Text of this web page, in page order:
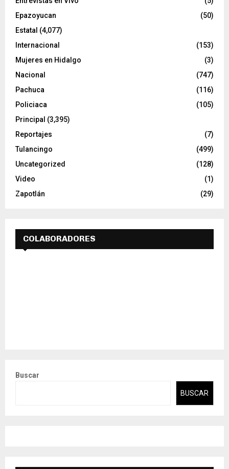
Epazoyucan
(50)
Estatal (4,077)
Internacional
(153)
Mujeres en Hidalgo
(3)
Nacional
(747)
Pachuca
(116)
Policiaca
(105)
Principal (3,395)
Reportajes
(7)
Tulancingo
(499)
Uncategorized
(128)
Video
(1)
Zapotlán
(29)
COLABORADORES
Buscar
BUSCAR